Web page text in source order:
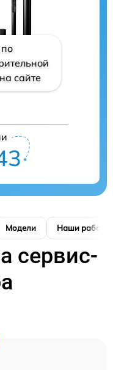
сайте
Модели Наши работы
сервис-